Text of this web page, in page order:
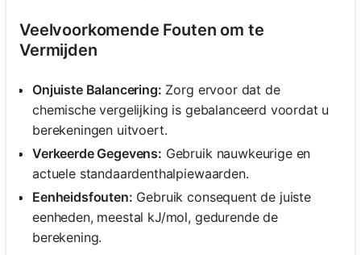
Veelvoorkomende Fouten om te
Vermijden
Onjuiste Balancering: Zorg ervoor dat de
chemische vergelijking is gebalanceerd voordat u
berekeningen uitvoert.
Verkeerde Gegevens: Gebruik nauwkeurige en
actuele standaardenthalpiewaarden.
Eenheidsfouten: Gebruik consequent de juiste
eenheden, meestal kJ/mol, gedurende de
berekening.